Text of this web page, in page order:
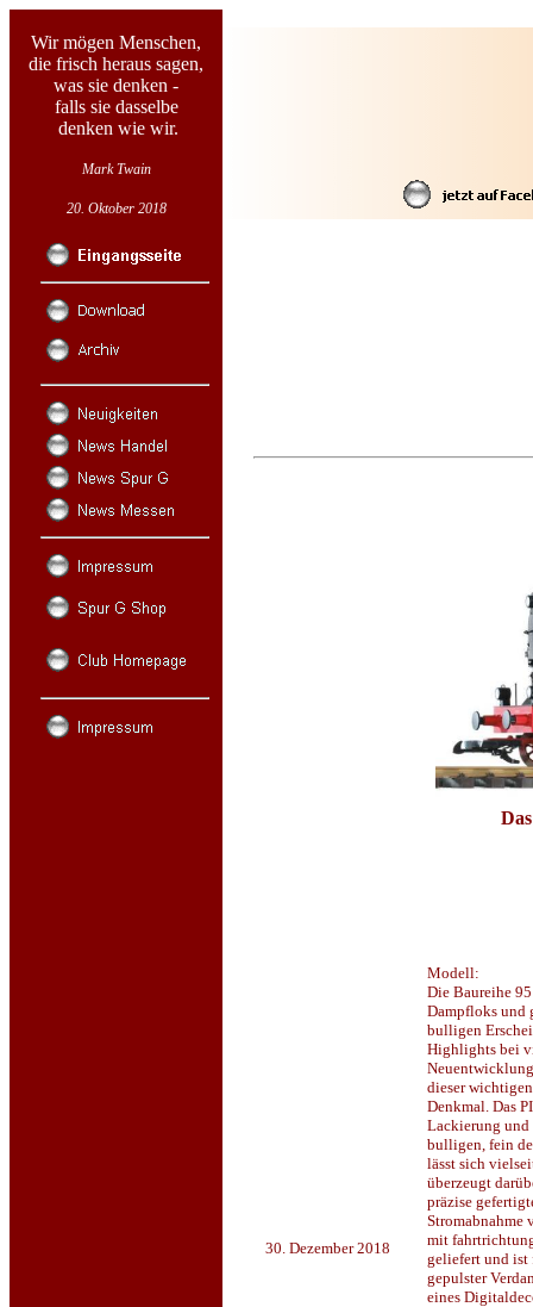
Wir mögen Menschen,
die frisch heraus sagen,
was sie denken -
falls sie dasselbe
denken wie wir.
Mark Twain
20. Oktober 2018
30. Dezember 2018
Modell:
Die Baureihe
Dampfloks und
bulligen
Highlights bei
dieser
Denkmal. Das
Lackierung
bulligen, fein
lässt sich
überzeugt
präzise
Stromabnahme
mit
geliefert und
gepulster
eines